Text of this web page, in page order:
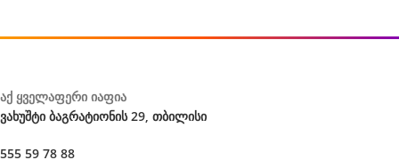
აქ ყველაფერი იაფია
ვახუშტი ბაგრატიონის 29, თბილისი
555 59 78 88